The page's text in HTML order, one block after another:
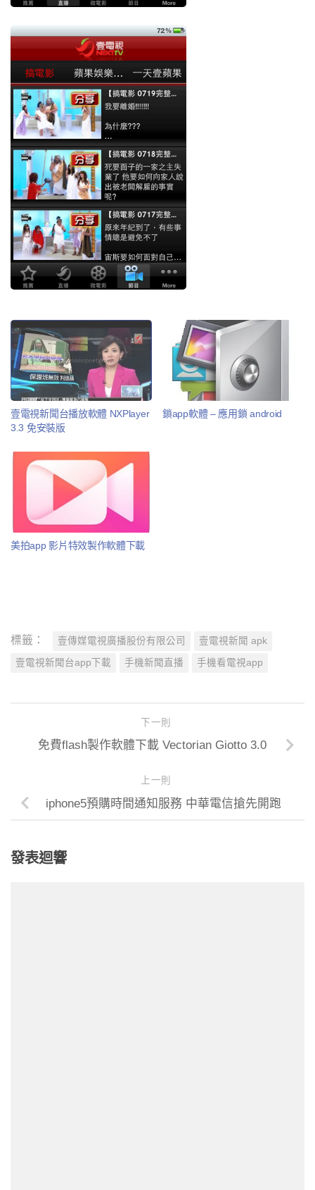
壹電視新聞台播放軟體 NXPlayer
3.3 免安裝版
鎖app軟體 – 應用鎖 android
美拍app 影片特效製作軟體下載
標籤： 壹傳媒電視廣播股份有限公司 壹電視新聞 apk
壹電視新聞台app下載 手機新聞直播 手機看電視app
下一則
免費flash製作軟體下載 Vectorian Giotto 3.0
上一則
iphone5預購時間通知服務 中華電信搶先開跑
發表迴響